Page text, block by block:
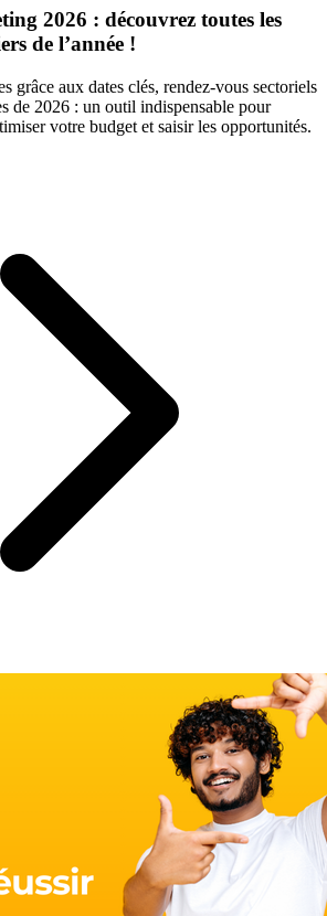
2026 : découvrez toutes les
de l’année !
grâce aux dates clés, rendez-vous sectoriels
de 2026 : un outil indispensable pour
votre budget et saisir les opportunités.